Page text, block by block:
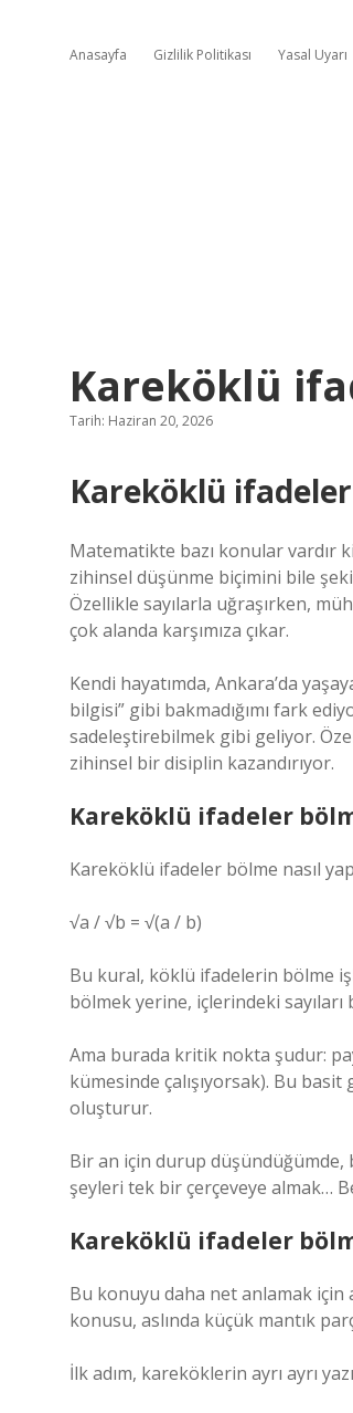
Anasayfa Gizlilik Politikası Yasal Uyarı
Kareköklü
Tarih: Haziran 20, 2026
Kareköklü ifadeler
Matematikte bazı konular vardır
zihinsel düşünme biçimini bile
Özellikle sayılarla uğraşırken,
çok alanda karşımıza çıkar.
Kendi hayatımda, Ankara’da
bilgisi” gibi bakmadığımı fark
sadeleştirebilmek gibi geliyor.
zihinsel bir disiplin kazandırıyor.
Kareköklü ifadeler
Kareköklü ifadeler bölme nasıl
√a / √b = √(a / b)
Bu kural, köklü ifadelerin bölme
bölmek yerine, içlerindeki
Ama burada kritik nokta şudur:
kümesinde çalışıyorsak). Bu
oluşturur.
Bir an için durup düşündüğümde,
şeyleri tek bir çerçeveye almak…
Kareköklü ifadeler
Bu konuyu daha net anlamak
konusu, aslında küçük mantık
İlk adım, kareköklerin ayrı ayrı